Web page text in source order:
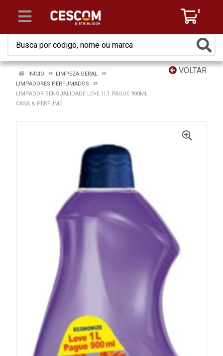
0
VOLTAR
INÍCIO
LIMPEZA GERAL
LIMPADORES PERFUMADOS
LIMPADOR SENSUALIDADE LEVE 1LT PAGUE 900ML
CASA & PERFUME